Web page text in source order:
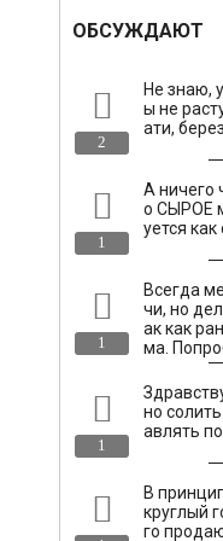
ОБСУЖДАЮТ
2
Не знаю,
ы не
ати,
1
А ничего
о СЫРОЕ
уется как
1
Всегда
чи, но
ак как
ма.
1
но
авлять
В
круглый
го